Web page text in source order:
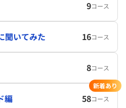
9コース
聞いてみた 16コース
8コース
編 58コース
新着あり